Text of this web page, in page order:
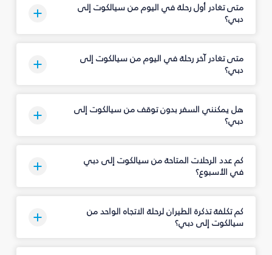
متى تغادر أول رحلة في اليوم من سيالكوت إلى
دبي؟
متى تغادر آخر رحلة في اليوم من سيالكوت إلى
دبي؟
هل يمكنني السفر بدون توقف من سيالكوت إلى
دبي؟
كم عدد الرحلات المتاحة من سيالكوت إلى دبي
في الأسبوع؟
كم تكلفة تذكرة الطيران لرحلة الاتجاه الواحد من
سيالكوت إلى دبي؟